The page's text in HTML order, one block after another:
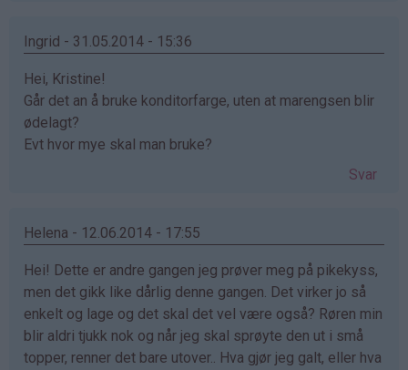
Ingrid - 31.05.2014 - 15:36
Hei, Kristine!
Går det an å bruke konditorfarge, uten at marengsen blir
ødelagt?
Evt hvor mye skal man bruke?
Svar
Helena - 12.06.2014 - 17:55
Hei! Dette er andre gangen jeg prøver meg på pikekyss,
men det gikk like dårlig denne gangen. Det virker jo så
enkelt og lage og det skal det vel være også? Røren min
blir aldri tjukk nok og når jeg skal sprøyte den ut i små
topper, renner det bare utover.. Hva gjør jeg galt, eller hva